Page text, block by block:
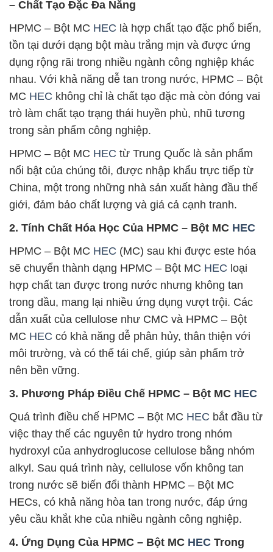
– Chất Tạo Đặc Đa Năng
HPMC – Bột MC HEC là hợp chất tạo đặc phổ biến,
tồn tại dưới dạng bột màu trắng mịn và được ứng
dụng rộng rãi trong nhiều ngành công nghiệp khác
nhau. Với khả năng dễ tan trong nước, HPMC – Bột
MC HEC không chỉ là chất tạo đặc mà còn đóng vai
trò làm chất tạo trạng thái huyền phù, nhũ tương
trong sản phẩm công nghiệp.
HPMC – Bột MC HEC từ Trung Quốc là sản phẩm
nổi bật của chúng tôi, được nhập khẩu trực tiếp từ
China, một trong những nhà sản xuất hàng đầu thế
giới, đảm bảo chất lượng và giá cả cạnh tranh.
2. Tính Chất Hóa Học Của HPMC – Bột MC HEC
HPMC – Bột MC HEC (MC) sau khi được este hóa
sẽ chuyển thành dạng HPMC – Bột MC HEC loại
hợp chất tan được trong nước nhưng không tan
trong dầu, mang lại nhiều ứng dụng vượt trội. Các
dẫn xuất của cellulose như CMC và HPMC – Bột
MC HEC có khả năng dễ phân hủy, thân thiện với
môi trường, và có thể tái chế, giúp sản phẩm trở
nên bền vững.
3. Phương Pháp Điều Chế HPMC – Bột MC HEC
Quá trình điều chế HPMC – Bột MC HEC bắt đầu từ
việc thay thế các nguyên tử hydro trong nhóm
hydroxyl của anhydroglucose cellulose bằng nhóm
alkyl. Sau quá trình này, cellulose vốn không tan
trong nước sẽ biến đổi thành HPMC – Bột MC
HECs, có khả năng hòa tan trong nước, đáp ứng
yêu cầu khắt khe của nhiều ngành công nghiệp.
4. Ứng Dụng Của HPMC – Bột MC HEC Trong